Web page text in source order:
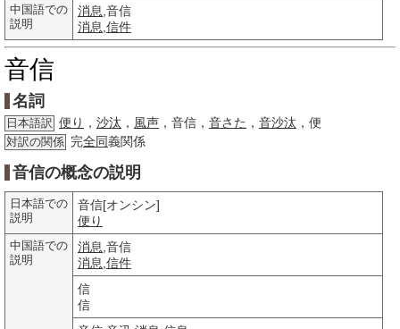
中国語での
説明
消息 ,音信
消息 信件
音信
名詞
日本語訳 便り ， 沙汰 ， 風声 ，音信， 音さた ， 音沙汰 ，便
対訳の関係 完全同義関係
音信の概念の説明
日本語での
説明
音信[オンシン]
便り
中国語での
説明
消息 ,音信
消息 信件
信
信